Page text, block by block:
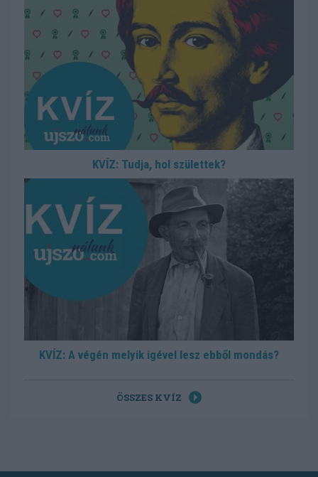
KVÍZ: Tudja, hol születtek?
KVÍZ: A végén melyik igével lesz ebből mondás?
ÖSSZES KVÍZ